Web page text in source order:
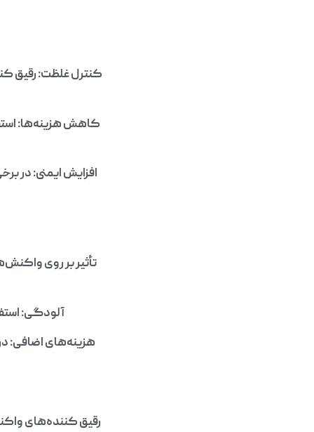
کنترل غلظت: رقیق
کاهش هزینه‌ها:
افزایش ایمنی: در
تأثیر بر روی
آلودگی:
هزینه‌های اضافی:
رقیق کننده‌های